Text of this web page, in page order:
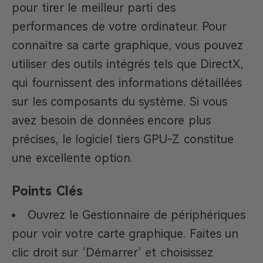
pour tirer le meilleur parti des
performances de votre ordinateur. Pour
connaitre sa carte graphique, vous pouvez
utiliser des outils intégrés tels que DirectX,
qui fournissent des informations détaillées
sur les composants du système. Si vous
avez besoin de données encore plus
précises, le logiciel tiers GPU-Z constitue
une excellente option.
Points Clés
Ouvrez le Gestionnaire de périphériques
pour voir votre carte graphique. Faites un
clic droit sur ‘Démarrer’ et choisissez